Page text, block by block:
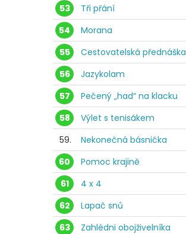
53
Tři přání
54
Morana
55
Cestovatelská přednáška
56
Jazykolam
57
Pečený „had“ na klacku
58
Výlet s tenisákem
59.
Nekonečná básnička
60
Pomoc krajině
61
4 x 4
62
Lapač snů
63
Zahlédni obojživelníka